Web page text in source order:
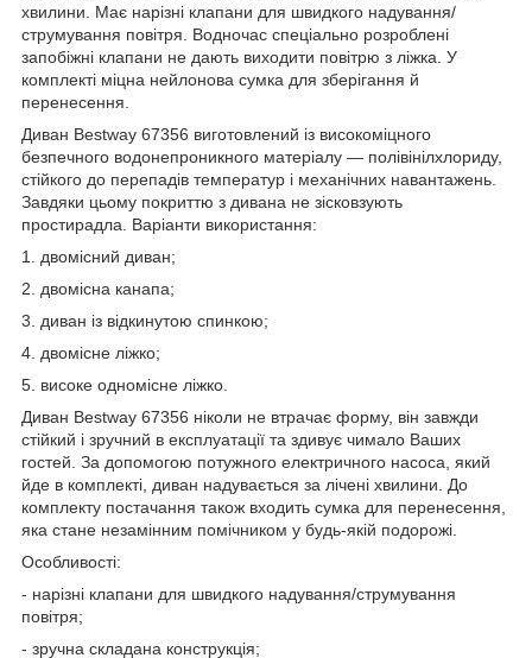
хвилини. Має нарізні клапани для швидкого надування/
струмування повітря. Водночас спеціально розроблені
запобіжні клапани не дають виходити повітрю з ліжка. У
комплекті міцна нейлонова сумка для зберігання й
перенесення.
Диван Bestway 67356 виготовлений із високоміцного
безпечного водонепроникного матеріалу — полівінілхлориду,
стійкого до перепадів температур і механічних навантажень.
Завдяки цьому покриттю з дивана не зісковзують
простирадла. Варіанти використання:
1. двомісний диван;
2. двомісна канапа;
3. диван із відкинутою спинкою;
4. двомісне ліжко;
5. високе одномісне ліжко.
Диван Bestway 67356 ніколи не втрачає форму, він завжди
стійкий і зручний в експлуатації та здивує чимало Ваших
гостей. За допомогою потужного електричного насоса, який
йде в комплекті, диван надувається за лічені хвилини. До
комплекту постачання також входить сумка для перенесення,
яка стане незамінним помічником у будь-якій подорожі.
Особливості:
- нарізні клапани для швидкого надування/струмування
повітря;
- зручна складана конструкція;